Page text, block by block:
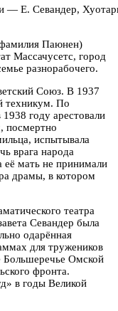
— Е. Севандер,
Паюнен)
Массачусетс, город
разнорабочего.
Союз. В 1937
техникум. По
году арестовали
посмертно
испытывала
врага народа
её мать не принимали
драмы, в котором
театра
Севандер была
одарённая
для тружеников
Большеречье Омской
фронта.
в годы Великой